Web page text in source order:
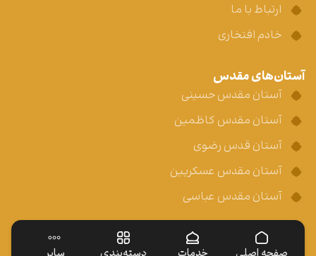
ارتباط با ما
خادم افتخاری
آستان‌های مقدس
آستان مقدس حسینی
آستان مقدس کاظمین
آستان قدس رضوی
آستان مقدس عسکریین
آستان مقدس عباسی